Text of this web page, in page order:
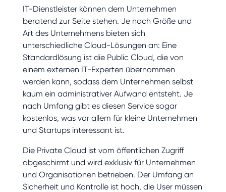
IT-Dienstleister können dem Unternehmen
beratend zur Seite stehen. Je nach Größe und
Art des Unternehmens bieten sich
unterschiedliche Cloud-Lösungen an: Eine
Standardlösung ist die Public Cloud, die von
einem externen IT-Experten übernommen
werden kann, sodass dem Unternehmen selbst
kaum ein administrativer Aufwand entsteht. Je
nach Umfang gibt es diesen Service sogar
kostenlos, was vor allem für kleine Unternehmen
und Startups interessant ist.
Die Private Cloud ist vom öffentlichen Zugriff
abgeschirmt und wird exklusiv für Unternehmen
und Organisationen betrieben. Der Umfang an
Sicherheit und Kontrolle ist hoch, die User müssen